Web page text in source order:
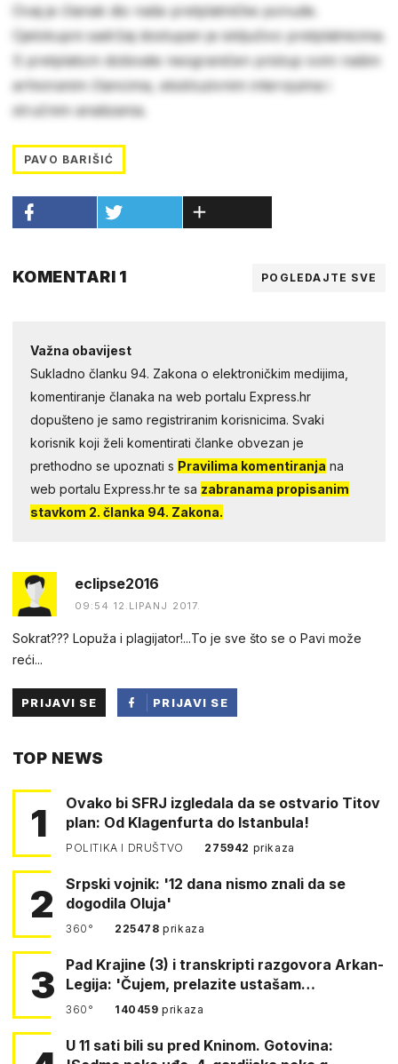
Ovaj je članak dio naše pretplatničke ponude.
Cjelokupni sadržaj dostupan je isključivo pretplatnicima.
S pretplatom dobivate neograničen pristup svim našim
arhiviranim člancima, ekskluzivnim intervjuima i
stručnim analizama.
PAVO BARIŠIĆ
KOMENTARI 1 POGLEDAJTE SVE
Važna obavijest
Sukladno članku 94. Zakona o elektroničkim medijima,
komentiranje članaka na web portalu Express.hr
dopušteno je samo registriranim korisnicima. Svaki
korisnik koji želi komentirati članke obvezan je
prethodno se upoznati s Pravilima komentiranja na
web portalu Express.hr te sa zabranama propisanim
stavkom 2. članka 94. Zakona.
eclipse2016
09:54 12.LIPANJ 2017.
Sokrat??? Lopuža i plagijator!...To je sve što se o Pavi može
reći...
PRIJAVI SE
PRIJAVI SE
TOP NEWS
1
Ovako bi SFRJ izgledala da se ostvario Titov
plan: Od Klagenfurta do Istanbula!
POLITIKA I DRUŠTVO 275942 prikaza
2
Srpski vojnik: '12 dana nismo znali da se
dogodila Oluja'
360° 225478prikaza
3
Pad Krajine (3) i transkripti razgovora Arkan-
Legija: 'Čujem, prelazite ustašam…
360° 140459prikaza
U 11 sati bili su pred Kninom. Gotovina: